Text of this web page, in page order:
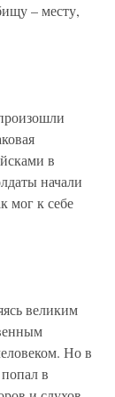
– месту,
в
начали
мог к себе
великим
Но в
в